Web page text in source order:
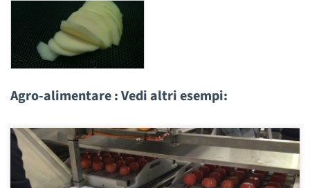
Agro-alimentare : Vedi altri esempi: